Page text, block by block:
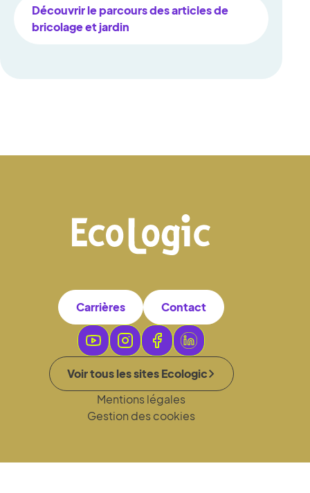
Découvrir le parcours des articles de
bricolage et jardin
Carrières Contact
Voir tous les sites Ecologic
Mentions légales
Gestion des cookies